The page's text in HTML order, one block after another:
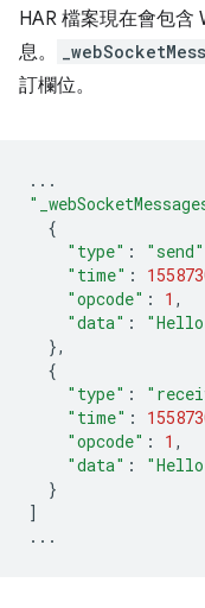
HAR 檔案現在會包含
息。
訂欄位。
...
{
"type" : "send"
"time" :
"opcode" : 1 ,
"data" :
},
{
"type" :
"time" :
"opcode" : 1 ,
"data" :
}
]
...